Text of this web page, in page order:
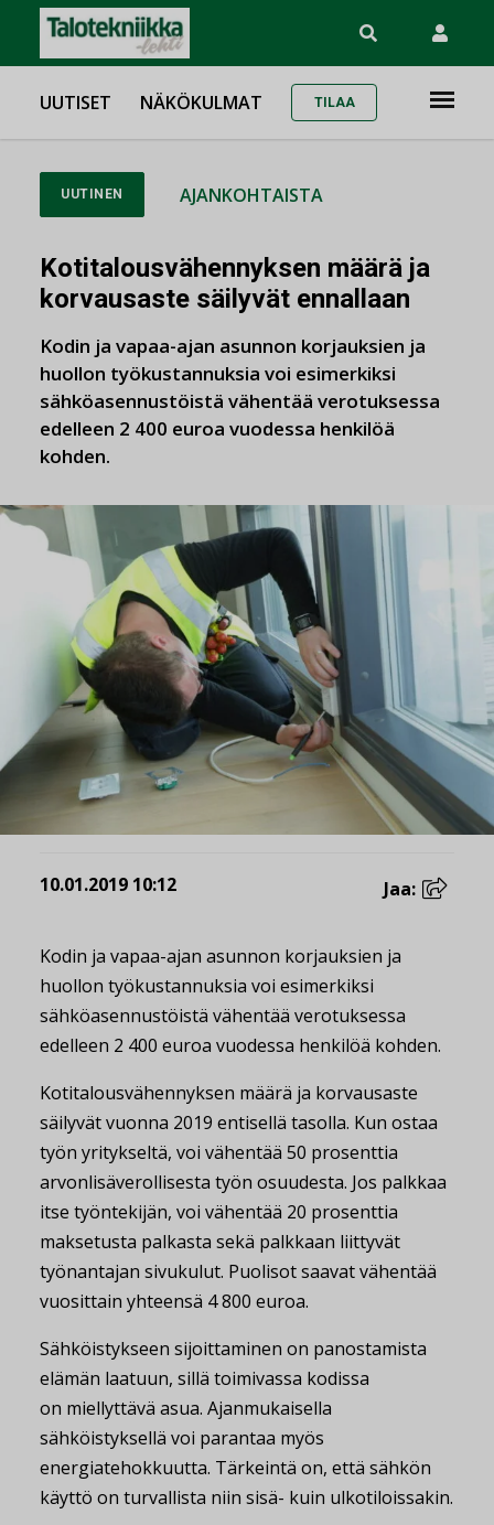
UUTISET NÄKÖKULMAT TILAA
UUTINEN AJANKOHTAISTA
Kotitalousvähennyksen määrä ja
korvausaste säilyvät ennallaan
Kodin ja vapaa-ajan asunnon korjauksien ja
huollon työkustannuksia voi esimerkiksi
sähköasennustöistä vähentää verotuksessa
edelleen 2 400 euroa vuodessa henkilöä
kohden.
10.01.2019 10:12 Jaa:
Kodin ja vapaa-ajan asunnon korjauksien ja
huollon työkustannuksia voi esimerkiksi
sähköasennustöistä vähentää verotuksessa
edelleen 2 400 euroa vuodessa henkilöä kohden.
Kotitalousvähennyksen määrä ja korvausaste
säilyvät vuonna 2019 entisellä tasolla. Kun ostaa
työn yritykseltä, voi vähentää 50 prosenttia
arvonlisäverollisesta työn osuudesta. Jos palkkaa
itse työntekijän, voi vähentää 20 prosenttia
maksetusta palkasta sekä palkkaan liittyvät
työnantajan sivukulut. Puolisot saavat vähentää
vuosittain yhteensä 4 800 euroa.
Sähköistykseen sijoittaminen on panostamista
elämän laatuun, sillä toimivassa kodissa
on miellyttävä asua. Ajanmukaisella
sähköistyksellä voi parantaa myös
energiatehokkuutta. Tärkeintä on, että sähkön
käyttö on turvallista niin sisä- kuin ulkotiloissakin.